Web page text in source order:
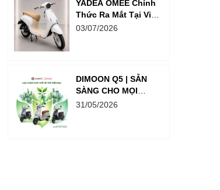
YADEA OMEE Chính
Thức Ra Mắt Tại Việt
Nam – Xe Điện
03/07/2026
DIMOON Q5 | SẴN
SÀNG CHO MỌI
HÀNH TRÌNH PHÍA
31/05/2026